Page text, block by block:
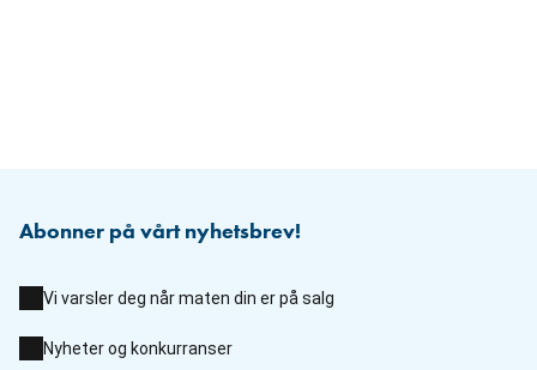
Abonner på vårt nyhetsbrev!
Vi varsler deg når maten din er på salg
Nyheter og konkurranser